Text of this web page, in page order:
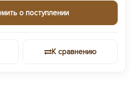
о поступлении
К сравнению